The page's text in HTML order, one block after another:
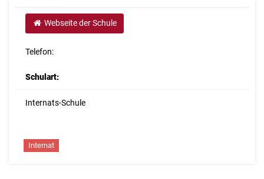
Webseite der Schule
Telefon:
Schulart:
Internats-Schule
Internat